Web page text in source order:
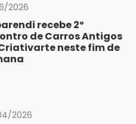
2026
recebe 2º
de Carros Antigos
neste fim de
2026